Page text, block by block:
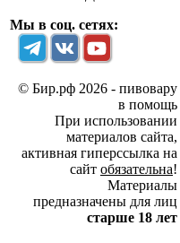
Мы в соц. сетях:
© Бир.рф 2026 - пивовару
в помощь
При использовании
материалов сайта,
активная гиперссылка на
сайт обязательна!
Материалы
предназначены для лиц
старше 18 лет